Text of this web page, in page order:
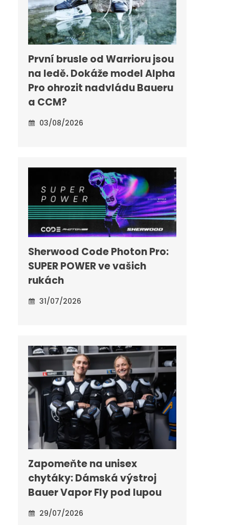
První brusle od Warrioru jsou
na ledě. Dokáže model Alpha
Pro ohrozit nadvládu Baueru
a CCM?
03/08/2026
Sherwood Code Photon Pro:
SUPER POWER ve vašich
rukách
31/07/2026
Zapomeňte na unisex
chytáky: Dámská výstroj
Bauer Vapor Fly pod lupou
29/07/2026